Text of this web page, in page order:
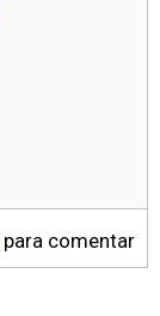
para comentar